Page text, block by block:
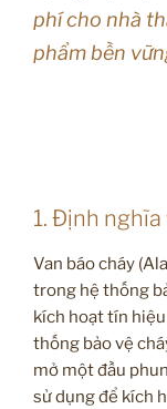
phí cho nhà
phẩm bền
1. Định
Van báo cháy
trong hệ thống
kích hoạt tín
thống bảo vệ
mở một đầu
sử dụng để kích